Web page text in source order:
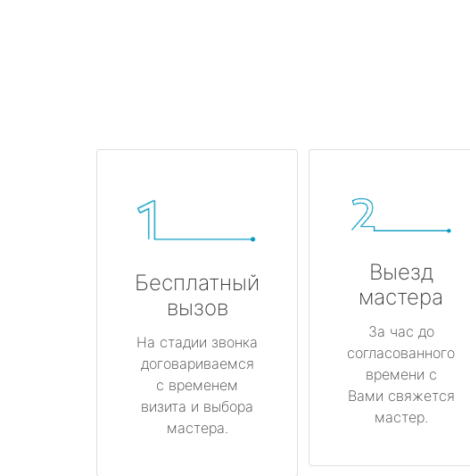
Бесплатный
вызов
На стадии звонка
договариваемся
с временем
визита и выбора
мастера.
Выезд
мастера
За час до
согласованного
времени с
Вами свяжется
мастер.